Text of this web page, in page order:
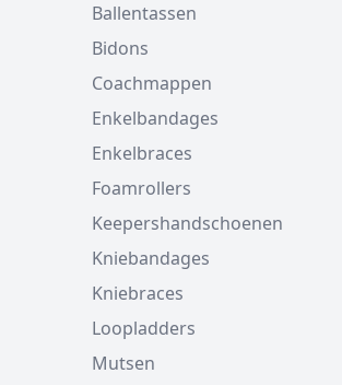
Ballentassen
Bidons
Coachmappen
Enkelbandages
Enkelbraces
Foamrollers
Keepershandschoenen
Kniebandages
Kniebraces
Loopladders
Mutsen